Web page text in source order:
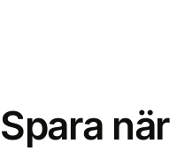
Spara